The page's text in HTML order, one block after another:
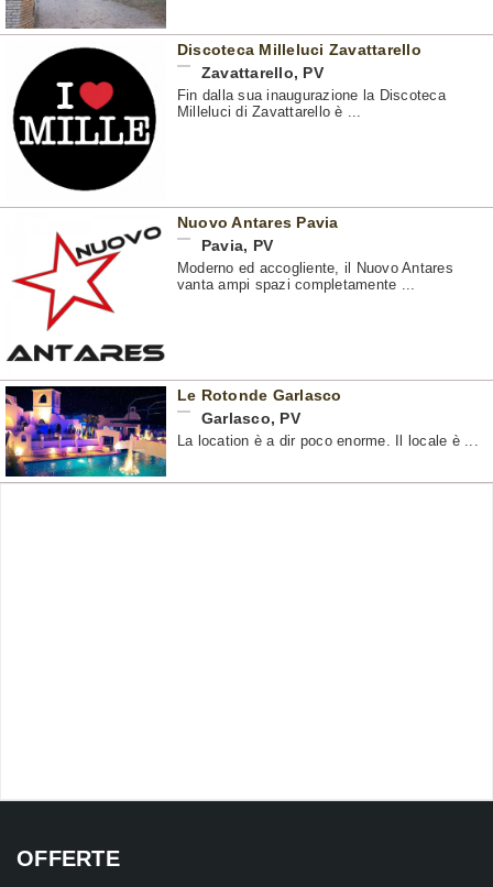
Discoteca Milleluci Zavattarello
Zavattarello, PV
Fin dalla sua inaugurazione la Discoteca
Milleluci di Zavattarello è ...
Nuovo Antares Pavia
Pavia, PV
Moderno ed accogliente, il Nuovo Antares
vanta ampi spazi completamente ...
Le Rotonde Garlasco
Garlasco, PV
La location è a dir poco enorme. Il locale è ...
OFFERTE